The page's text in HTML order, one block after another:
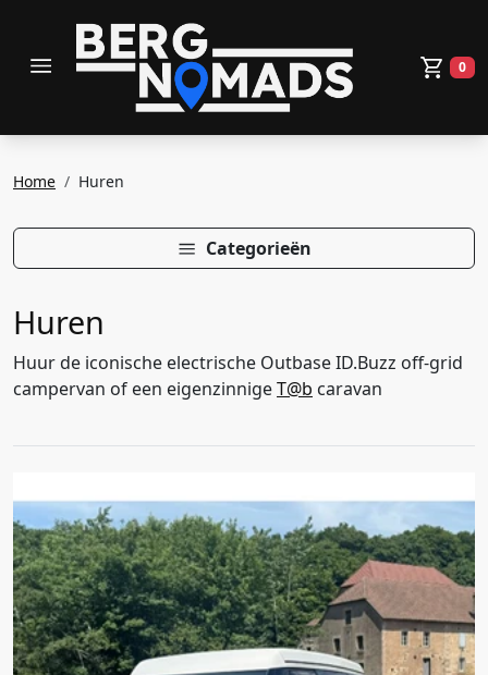
toggle menu 0
Home Huren
Categorieën
Huren
Huur de iconische electrische Outbase ID.Buzz off-grid
campervan of een eigenzinnigeT@b caravan